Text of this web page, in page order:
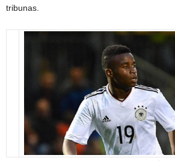
tribunas.